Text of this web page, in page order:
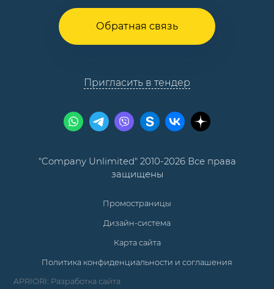
Обратная связь
Пригласить в тендер
"Company Unlimited" 2010-2026 Все права
защищены
Промостраницы
Дизайн-система
Карта сайта
Политика конфиденциальности и соглашения
APRIORI: Разработка сайта